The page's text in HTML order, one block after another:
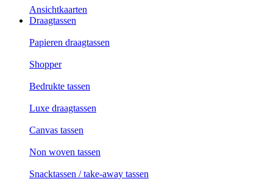
Ansichtkaarten
Draagtassen
Papieren draagtassen
Shopper
Bedrukte tassen
Luxe draagtassen
Canvas tassen
Non woven tassen
Snacktassen / take-away tassen